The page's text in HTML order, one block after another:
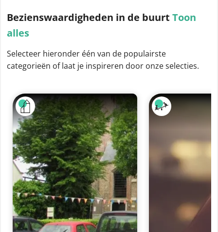
Bezienswaardigheden in de buurt Toon
alles
Selecteer hieronder één van de populairste
categorieën of laat je inspireren door onze selecties.